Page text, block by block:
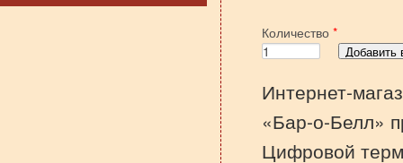
Количество *
Интернет-
«Бар-о-Белл»
Цифровой